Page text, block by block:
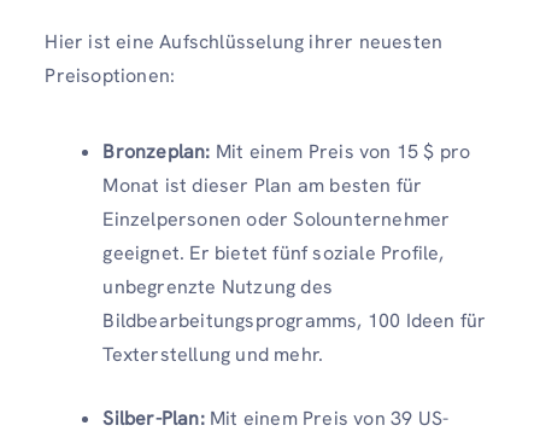
Hier ist eine Aufschlüsselung ihrer neuesten
Preisoptionen:
Bronzeplan: Mit einem Preis von 15 $ pro
Monat ist dieser Plan am besten für
Einzelpersonen oder Solounternehmer
geeignet. Er bietet fünf soziale Profile,
unbegrenzte Nutzung des
Bildbearbeitungsprogramms, 100 Ideen für
Texterstellung und mehr.
Silber-Plan: Mit einem Preis von 39 US-